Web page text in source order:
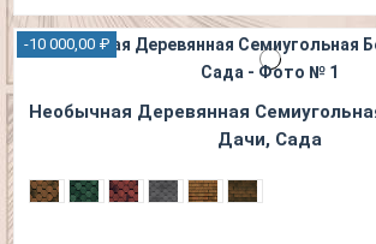
-10 000,00 ₽
Необычная Деревянная
Дачи, Сада